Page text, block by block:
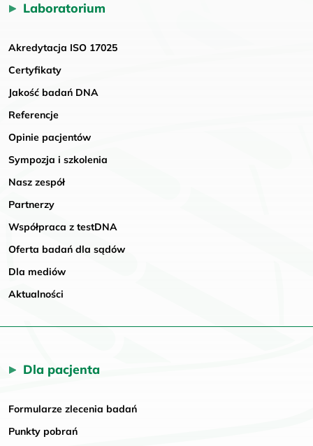
Laboratorium
Akredytacja ISO 17025
Certyfikaty
Jakość badań DNA
Referencje
Opinie pacjentów
Sympozja i szkolenia
Nasz zespół
Partnerzy
Współpraca z testDNA
Oferta badań dla sądów
Dla mediów
Aktualności
Dla pacjenta
Formularze zlecenia badań
Punkty pobrań